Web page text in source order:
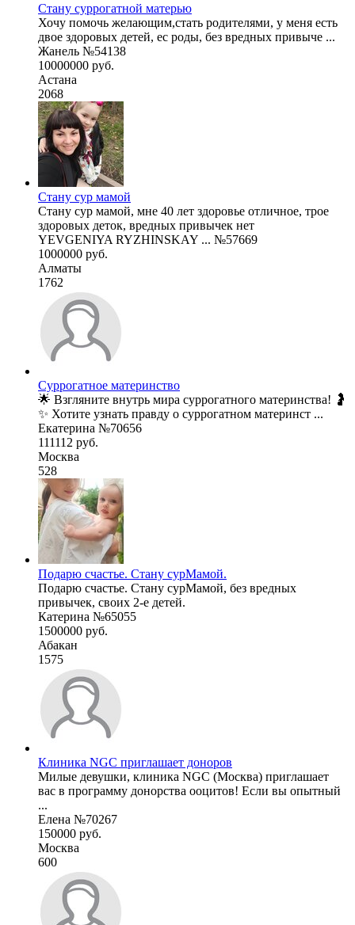
Стану суррогатной матерью
Хочу помочь желающим,стать родителями, у меня есть
двое здоровых детей, ес роды, без вредных привыче ...
Жанель №54138
10000000 руб.
Астана
2068
Стану сур мамой
Стану сур мамой, мне 40 лет здоровье отличное, трое
здоровых деток, вредных привычек нет
YEVGENIYA RYZHINSKAY ... №57669
1000000 руб.
Алматы
1762
Суррогатное материнство
🌟 Взгляните внутрь мира суррогатного материнства! 🤰
✨ Хотите узнать правду о суррогатном материнст ...
Екатерина №70656
111112 руб.
Москва
528
Подарю счастье. Стану сурМамой.
Подарю счастье. Стану сурМамой, без вредных
привычек, своих 2-е детей.
Катерина №65055
1500000 руб.
Абакан
1575
Клиника NGC приглашает доноров
Милые девушки, клиника NGC (Москва) приглашает
вас в программу донорства ооцитов! Если вы опытный
...
Елена №70267
150000 руб.
Москва
600